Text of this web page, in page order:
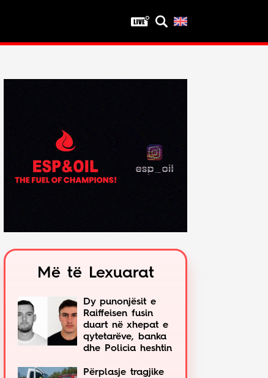
Më të Lexuarat
Dy punonjësit e
Raiffeisen fusin
duart në xhepat e
qytetarëve, banka
dhe Policia heshtin
Përplasje tragjike